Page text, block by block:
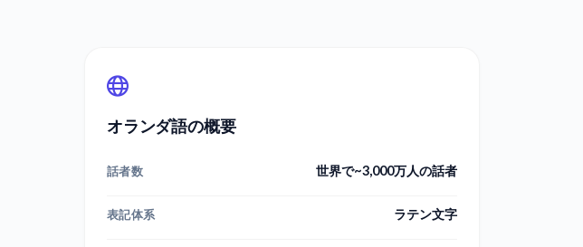
オランダ語の概要
話者数 世界で~3,000万人の話者
表記体系 ラテン文字